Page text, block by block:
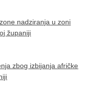
nadziranja u zoni
županiji
zbog izbijanja afričke